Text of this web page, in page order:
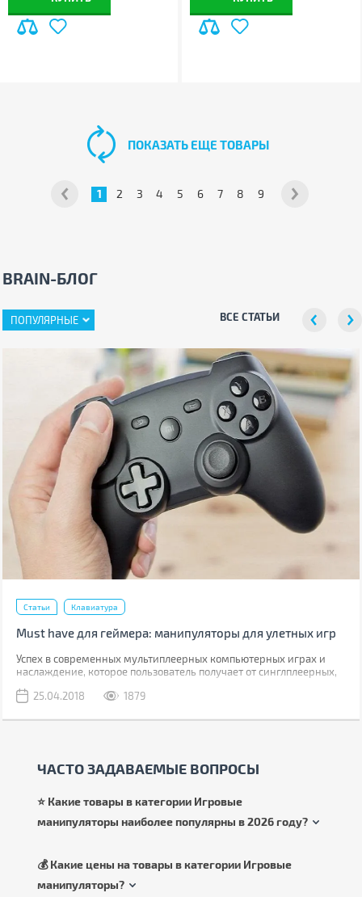
1 2 3 4 5 6 7 8 9
ПОКАЗАТЬ ЕЩЕ ТОВАРЫ
BRAIN-БЛОГ
ПОПУЛЯРНЫЕ ВСЕ СТАТЬИ
Статьи Клавиатура
Must have для геймера: манипуляторы для улетных игр
Успех в современных мультиплеерных компьютерных играх и
наслаждение, которое пользователь получает от синглплеерных,
повысить скорость реакции или значительно упростить
удобством играть в портированные с консолей игры, а руль —
25.04.2018 1879
ЧАСТО ЗАДАВАЕМЫЕ ВОПРОСЫ
⭐ Какие товары в категории Игровые
манипуляторы наиболее популярны в 2026 году?
💰 Какие цены на товары в категории Игровые
манипуляторы?